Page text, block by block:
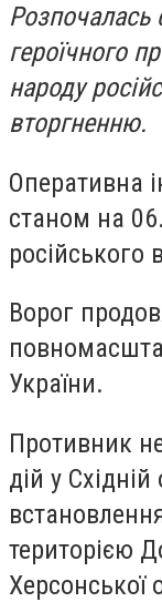
Розпочалась
героїчного
народу
вторгненню.
Оперативна
станом на
російського
Ворог
України.
Противник
дій у
територією
Херсонської